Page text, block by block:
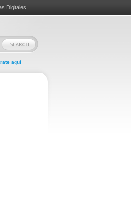
Digitales
aquí